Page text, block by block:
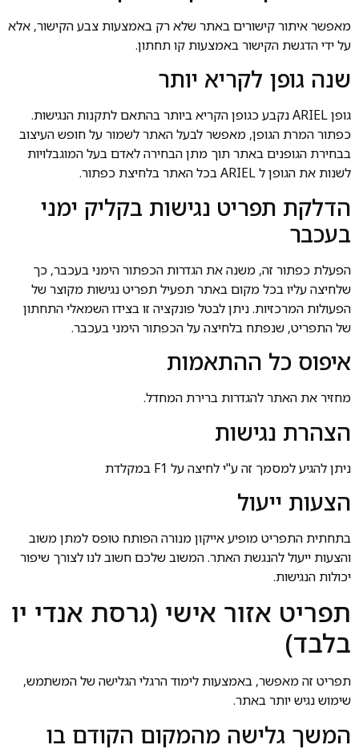
מאפשר איתור קישורים באתר שלא רק באמצעות צבע הקישור, אלא
על ידי הדגשת הקישור באמצעות קו תחתון.
שנה גופן לקריא יותר
גופן ARIEL נקבע כגופן הקריא ביותר בהתאם לתקנות הנגישות.
כפתור המרת הגופן, מאפשר לבעל האתר לשמור על חופש העיצוב
בבחירת הגופנים באתר תוך מתן הבחירה לאדם בעל המוגבלויות
לשנות את הגופן ל ARIEL בכל האתר בלחיצת כפתור.
הדלקת תפריט נגישות בקליק ימני
בעכבר
הפעלת כפתור זה, משנה את הגדרות הכפתור הימני בעכבר, כך
שלחיצה עליו בכל מקום באתר תפעיל תפריט נגישות מקוצר של
הפעולות המרכזיות. ניתן לבטל פונקציה זו בצידו השמאלי התחתון
של התפריט, שנפתח בלחיצה על הכפתור הימני בעכבר.
איפוס כל ההתאמות
מחזיר את האתר להגדרות ברירת המחדל.
הצהרת נגישות
ניתן להגיע למסמך זה ע"י לחיצה על F1 במקלדת
הצעות ייעול
בתחתית התפריט מופיע אייקון מנורה הפותח טופס למתן משוב
והצעות ייעול להנגשת האתר. המשוב שלכם חשוב לנו לצורך שיפור
יכולות הנגישות.
תפריט אזור אישי (גרסת אנדי יו
בלבד)
תפריט זה מאפשר, באמצעות לימוד הרגלי הגלישה של המשתמש,
שימוש נגיש יותר באתר.
המשך גלישה מהמקום הקודם בו